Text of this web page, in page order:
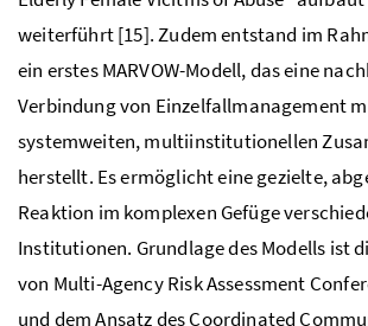
weiterführt [15]. Zudem entstand im
ein erstes MARVOW-Modell, das eine
Verbindung von Einzelfallmanagement
systemweiten, multiinstitutionellen
herstellt. Es ermöglicht eine gezielte,
Reaktion im komplexen Gefüge
Institutionen. Grundlage des Modells ist
von Multi-Agency Risk Assessment
und dem Ansatz des Coordinated